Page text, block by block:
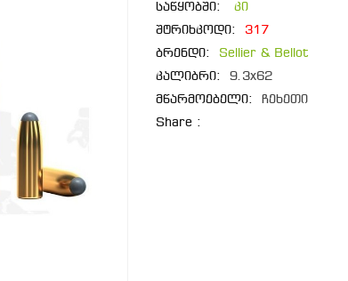
საწყობში:
კი
შტრიხკოდი:
317
ბრენდი:
Sellier & Bellot
კალიბრი:
9.3x62
მწარმოებელი:
ჩეხეთი
Share :